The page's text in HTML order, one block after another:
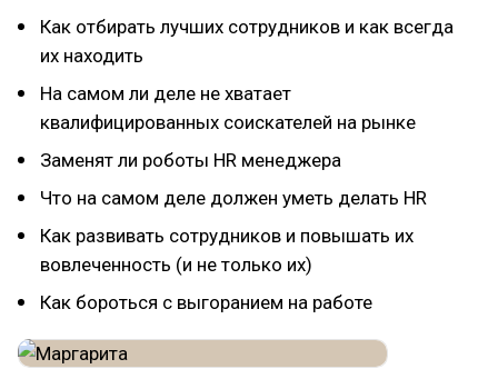
Как отбирать лучших сотрудников и как всегда
их находить
На самом ли деле не хватает
квалифицированных соискателей на рынке
Заменят ли роботы HR менеджера
Что на самом деле должен уметь делать HR
Как развивать сотрудников и повышать их
вовлеченность (и не только их)
Как бороться с выгоранием на работе